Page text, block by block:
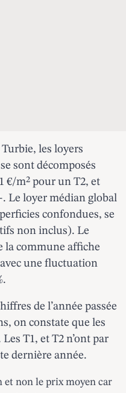
Turbie, les loyers
sont décomposés
€/m² pour un T2, et
Le loyer médian global
confondues, se
non inclus). Le
la commune affiche
une fluctuation
de l’année passée
on constate que les
T1, et T2 n’ont par
dernière année.
et non le prix moyen car